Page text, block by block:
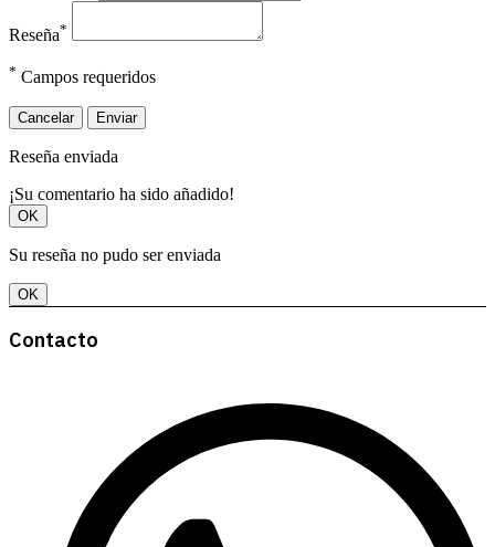
Reseña*
* Campos requeridos
Cancelar Enviar
Reseña enviada
¡Su comentario ha sido añadido!
OK
Su reseña no pudo ser enviada
OK
Contacto